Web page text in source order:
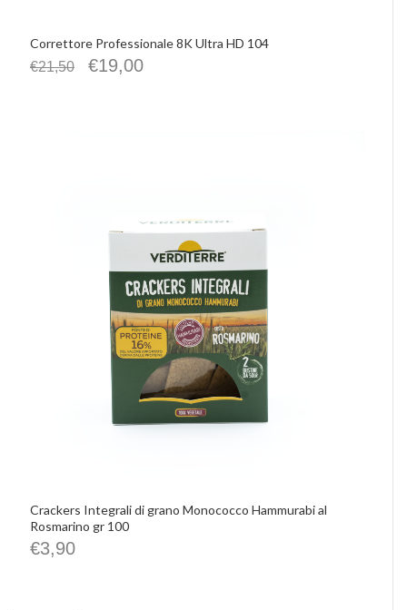
Correttore Professionale 8K Ultra HD 104
€21,50 €19,00
Crackers Integrali di grano Monococco Hammurabi al
Rosmarino gr 100
€3,90